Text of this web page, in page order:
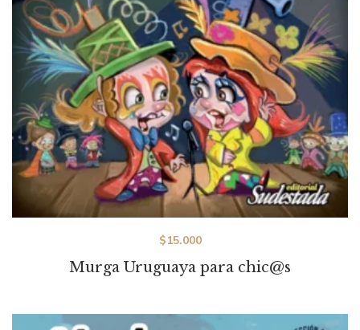
Murga Uruguaya para chic@s
$15.000